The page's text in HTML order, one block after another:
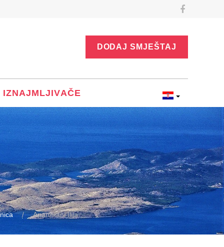
DODAJ SMJEŠTAJ
IZNAJMLJIVAČE
Apartmani Ilija